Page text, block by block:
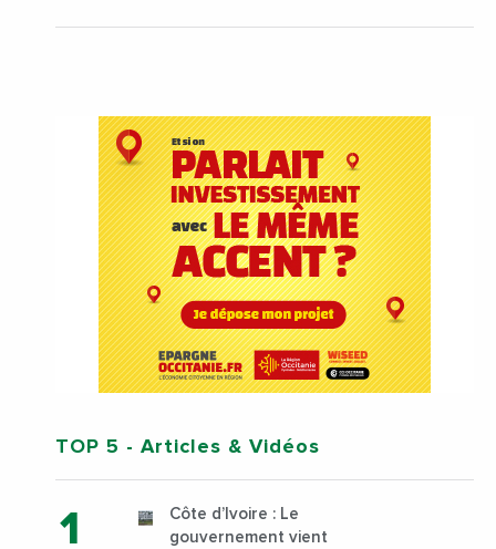
TOP 5 - Articles & Vidéos
Côte d’Ivoire : Le
gouvernement vient